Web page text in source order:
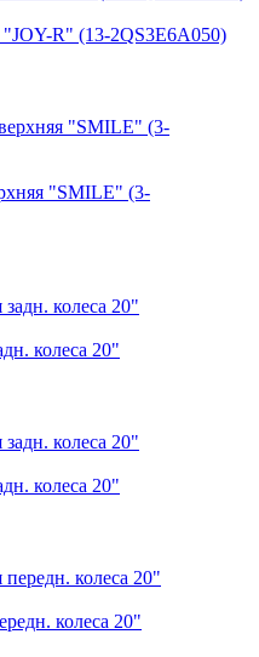
R" (13-2QS3E6A050)
"SMILE" (3-
колеса 20"
колеса 20"
колеса 20"